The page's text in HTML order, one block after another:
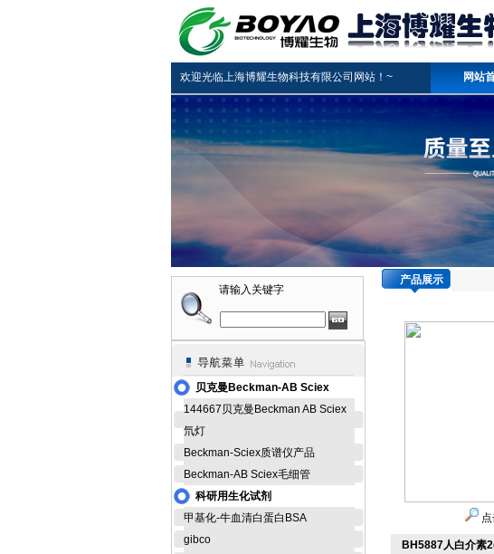
欢迎光临上海博耀生物科技有限公司网站！~ 网站
请输入关键字
贝克曼Beckman-AB Sciex
144667贝克曼Beckman AB Sciex
氘灯
Beckman-Sciex质谱仪产品
Beckman-AB Sciex毛细管
科研用生化试剂
甲基化-牛血清白蛋白BSA
gibco
产品展示
BH5887人白介素